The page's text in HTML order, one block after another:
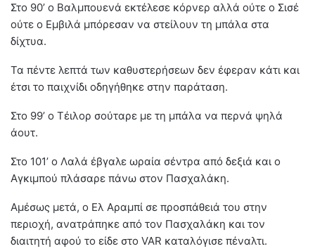
Στο 90’ ο Βαλμπουενά εκτέλεσε κόρνερ αλλά ούτε ο Σισέ
ούτε ο Εμβιλά μπόρεσαν να στείλουν τη μπάλα στα
δίχτυα.
Τα πέντε λεπτά των καθυστερήσεων δεν έφεραν κάτι και
έτσι το παιχνίδι οδηγήθηκε στην παράταση.
Στο 99’ ο Τέιλορ σούταρε με τη μπάλα να περνά ψηλά
άουτ.
Στο 101’ ο Λαλά έβγαλε ωραία σέντρα από δεξιά και ο
Αγκιμπού πλάσαρε πάνω στον Πασχαλάκη.
Αμέσως μετά, ο Ελ Αραμπί σε προσπάθειά του στην
περιοχή, ανατράπηκε από τον Πασχαλάκη και τον
διαιτητή αφού το είδε στο VAR καταλόγισε πέναλτι.